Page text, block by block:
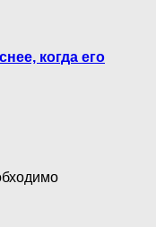
когда его